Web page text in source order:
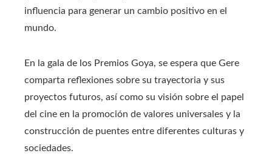
influencia para generar un cambio positivo en el
mundo.
En la gala de los Premios Goya, se espera que Gere
comparta reflexiones sobre su trayectoria y sus
proyectos futuros, así como su visión sobre el papel
del cine en la promoción de valores universales y la
construcción de puentes entre diferentes culturas y
sociedades.